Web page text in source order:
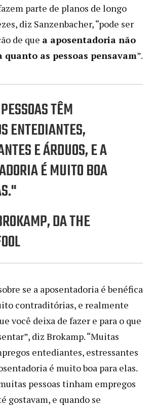
parte de planos de longo
diz Sanzenbacher, “pode ser
de que a aposentadoria não
as pessoas pensavam”.
TÊM
ENTEDIANTES,
E ÁRDUOS, E A
É MUITO BOA
​​DA THE
se a aposentadoria é benéfica
contraditórias, e realmente
você deixa de fazer e para o que
diz Brokamp. “Muitas
entediantes, estressantes
é muito boa para elas.
pessoas tinham empregos
gostavam, e quando se